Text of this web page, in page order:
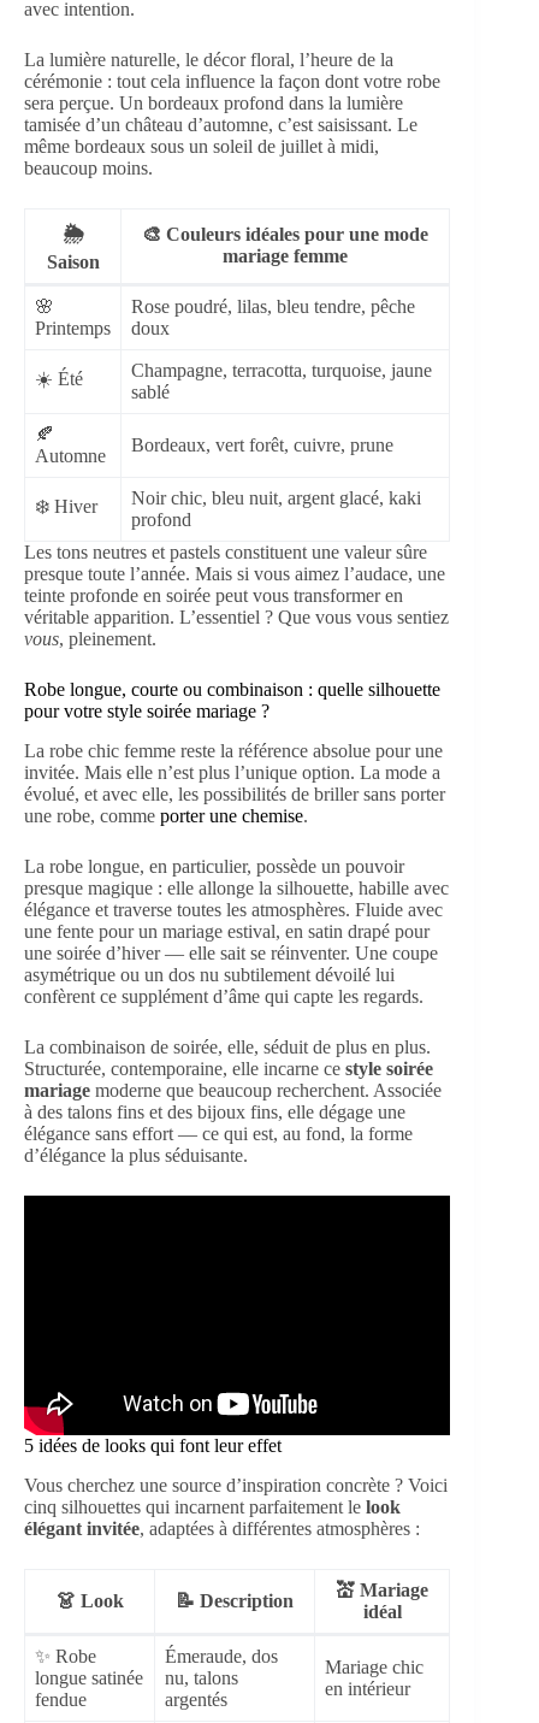
avec intention.
La lumière naturelle, le décor floral, l’heure de la
cérémonie : tout cela influence la façon dont votre robe
sera perçue. Un bordeaux profond dans la lumière
tamisée d’un château d’automne, c’est saisissant. Le
même bordeaux sous un soleil de juillet à midi,
beaucoup moins.
🌦️
Saison
🎨 Couleurs idéales pour une mode
mariage femme
🌸
Printemps
Rose poudré, lilas, bleu tendre, pêche
doux
☀️ Été
Champagne, terracotta, turquoise, jaune
sablé
🍂
Automne
Bordeaux, vert forêt, cuivre, prune
❄️ Hiver
Noir chic, bleu nuit, argent glacé, kaki
profond
Les tons neutres et pastels constituent une valeur sûre
presque toute l’année. Mais si vous aimez l’audace, une
teinte profonde en soirée peut vous transformer en
véritable apparition. L’essentiel ? Que vous vous sentiez
vous, pleinement.
Robe longue, courte ou combinaison : quelle silhouette
pour votre style soirée mariage ?
La robe chic femme reste la référence absolue pour une
invitée. Mais elle n’est plus l’unique option. La mode a
évolué, et avec elle, les possibilités de briller sans porter
une robe, comme porter une chemise.
La robe longue, en particulier, possède un pouvoir
presque magique : elle allonge la silhouette, habille avec
élégance et traverse toutes les atmosphères. Fluide avec
une fente pour un mariage estival, en satin drapé pour
une soirée d’hiver — elle sait se réinventer. Une coupe
asymétrique ou un dos nu subtilement dévoilé lui
confèrent ce supplément d’âme qui capte les regards.
La combinaison de soirée, elle, séduit de plus en plus.
Structurée, contemporaine, elle incarne ce style soirée
mariage moderne que beaucoup recherchent. Associée
à des talons fins et des bijoux fins, elle dégage une
élégance sans effort — ce qui est, au fond, la forme
d’élégance la plus séduisante.
5 idées de looks qui font leur effet
Vous cherchez une source d’inspiration concrète ? Voici
cinq silhouettes qui incarnent parfaitement le look
élégant invitée, adaptées à différentes atmosphères :
👗 Look 📝 Description
💒 Mariage
idéal
✨ Robe
longue satinée
fendue
Émeraude, dos
nu, talons
argentés
Mariage chic
en intérieur